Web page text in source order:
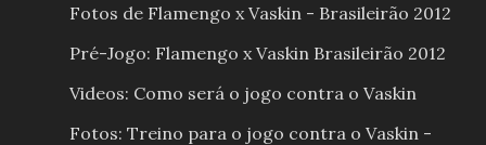
Fotos de Flamengo x Vaskin - Brasileirão 2012
Pré-Jogo: Flamengo x Vaskin Brasileirão 2012
Videos: Como será o jogo contra o Vaskin
Fotos: Treino para o jogo contra o Vaskin -